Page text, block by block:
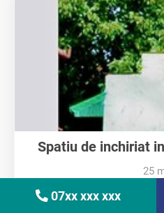
07xx xxx xxx
Spatiu de inchiriat
25
spatiu